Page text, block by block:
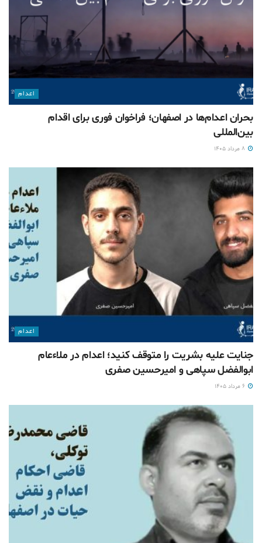
اعدام
بحران اعدام‌ها در اصفهان؛ فراخوان فوری برای اقدام
بین‌المللی
اعدام
جنایت علیه بشریت را متوقف کنید؛ اعدام در ملاءعام
ابوالفضل سپاهی و امیرحسین صفری